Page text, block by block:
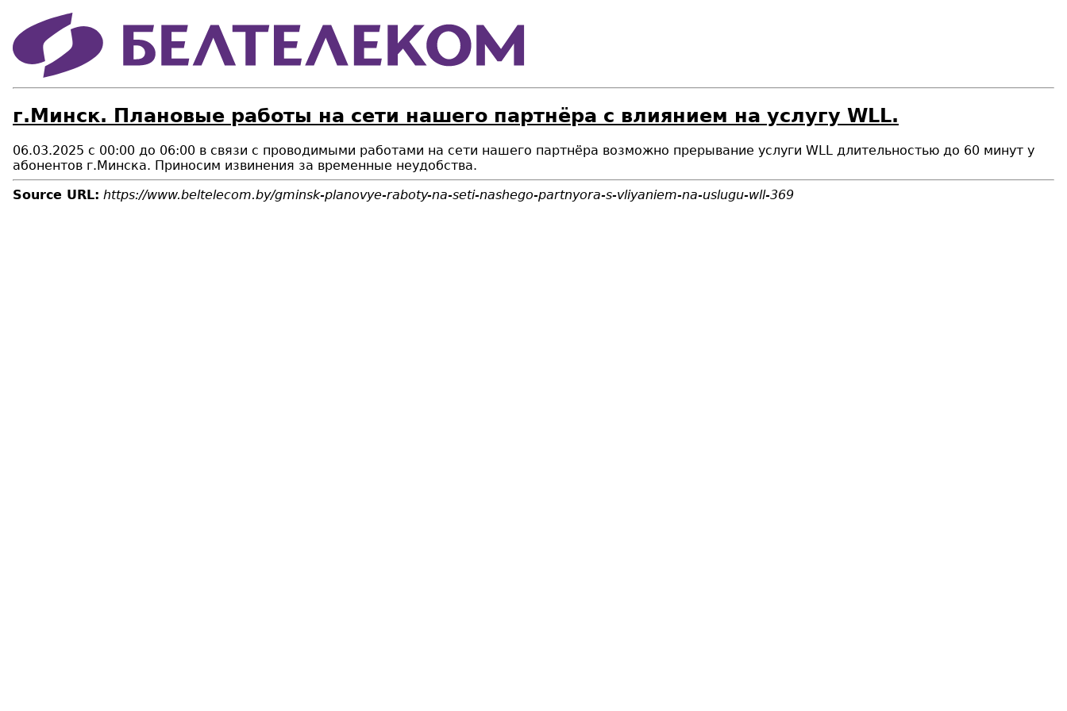
г.Минск. Плановые работы на сети нашего партнёра с влиянием на услугу WLL.
06.03.2025 с 00:00 до 06:00 в связи с проводимыми работами на сети нашего партнёра возможно прерывание услуги WLL длительностью до 60 минут у
абонентов г.Минска. Приносим извинения за временные неудобства.
Source URL: https://www.beltelecom.by/gminsk-planovye-raboty-na-seti-nashego-partnyora-s-vliyaniem-na-uslugu-wll-369